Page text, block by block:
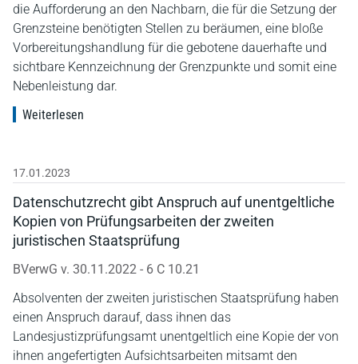
die Aufforderung an den Nachbarn, die für die Setzung der
Grenzsteine benötigten Stellen zu beräumen, eine bloße
Vorbereitungshandlung für die gebotene dauerhafte und
sichtbare Kennzeichnung der Grenzpunkte und somit eine
Nebenleistung dar.
Weiterlesen
17.01.2023
Datenschutzrecht gibt Anspruch auf unentgeltliche
Kopien von Prüfungsarbeiten der zweiten
juristischen Staatsprüfung
BVerwG v. 30.11.2022 - 6 C 10.21
Absolventen der zweiten juristischen Staatsprüfung haben
einen Anspruch darauf, dass ihnen das
Landesjustizprüfungsamt unentgeltlich eine Kopie der von
ihnen angefertigten Aufsichtsarbeiten mitsamt den